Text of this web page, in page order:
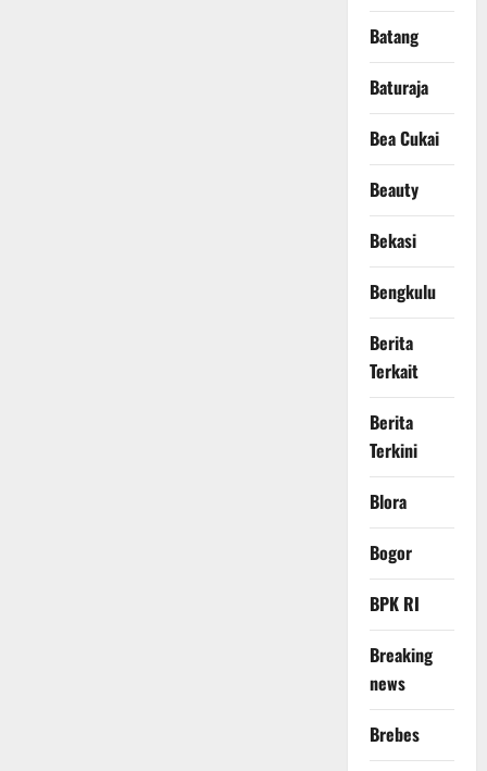
Batang
Baturaja
Bea Cukai
Beauty
Bekasi
Bengkulu
Berita
Terkait
Berita
Terkini
Blora
Bogor
BPK RI
Breaking
news
Brebes